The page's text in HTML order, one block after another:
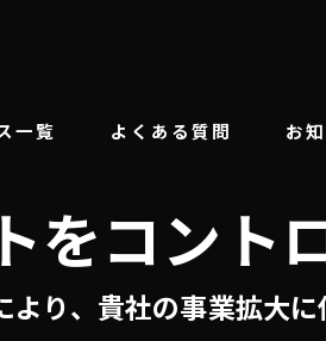
一覧
削減支援
コストについて
ボイラー導入
よくある質問 お
をコント
より、貴社の事業拡大